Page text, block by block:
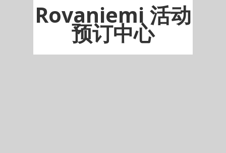
Rovaniemi 活动
预订中心